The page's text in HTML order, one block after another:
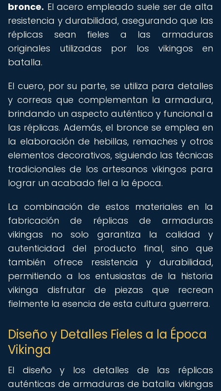
bronce. El acero empleado suele ser de alta
resistencia y durabilidad, asegurando que las
réplicas sean fieles a las armaduras
originales utilizadas por los vikingos en
batalla.
El cuero, por su parte, se utiliza para detalles
y correas que complementan la armadura,
brindando un aspecto auténtico y funcional a
las réplicas. Además, el bronce se emplea en
la elaboración de hebillas, remaches y otros
elementos decorativos, siguiendo las técnicas
tradicionales de los artesanos vikingos para
lograr un acabado fiel a la época.
La combinación de estos materiales en la
fabricación de réplicas de armaduras
vikingas no solo garantiza la calidad y
autenticidad del producto final, sino que
también ofrece resistencia y durabilidad,
permitiendo a los entusiastas de la historia
vikinga disfrutar de piezas que recrean
fielmente la esencia de esta cultura guerrera.
Diseño y Detalles Fieles a la Época
Vikinga
El diseño y los detalles de las réplicas
auténticas de armaduras de batalla vikingas